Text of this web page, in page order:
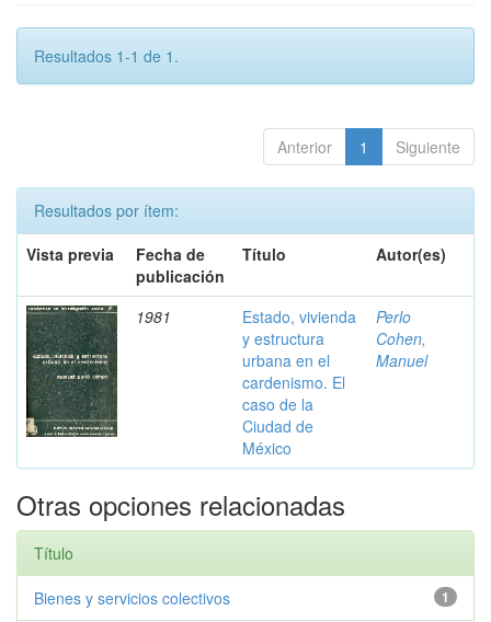
Resultados 1-1 de 1.
Anterior 1 Siguiente
Resultados por ítem:
Vista previa
Fecha de
publicación
Título Autor(es)
1981
Estado, vivienda
y estructura
urbana en el
cardenismo. El
caso de la
Ciudad de
México
Perlo
Cohen,
Manuel
Otras opciones relacionadas
Título
1
Bienes y servicios colectivos